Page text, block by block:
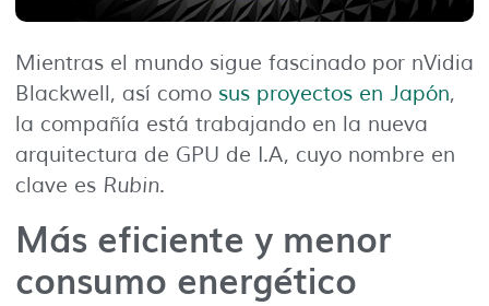
Mientras el mundo sigue fascinado por nVidia
Blackwell, así como sus proyectos en Japón,
la compañía está trabajando en la nueva
arquitectura de GPU de I.A, cuyo nombre en
clave es Rubin.
Más eficiente y menor
consumo energético